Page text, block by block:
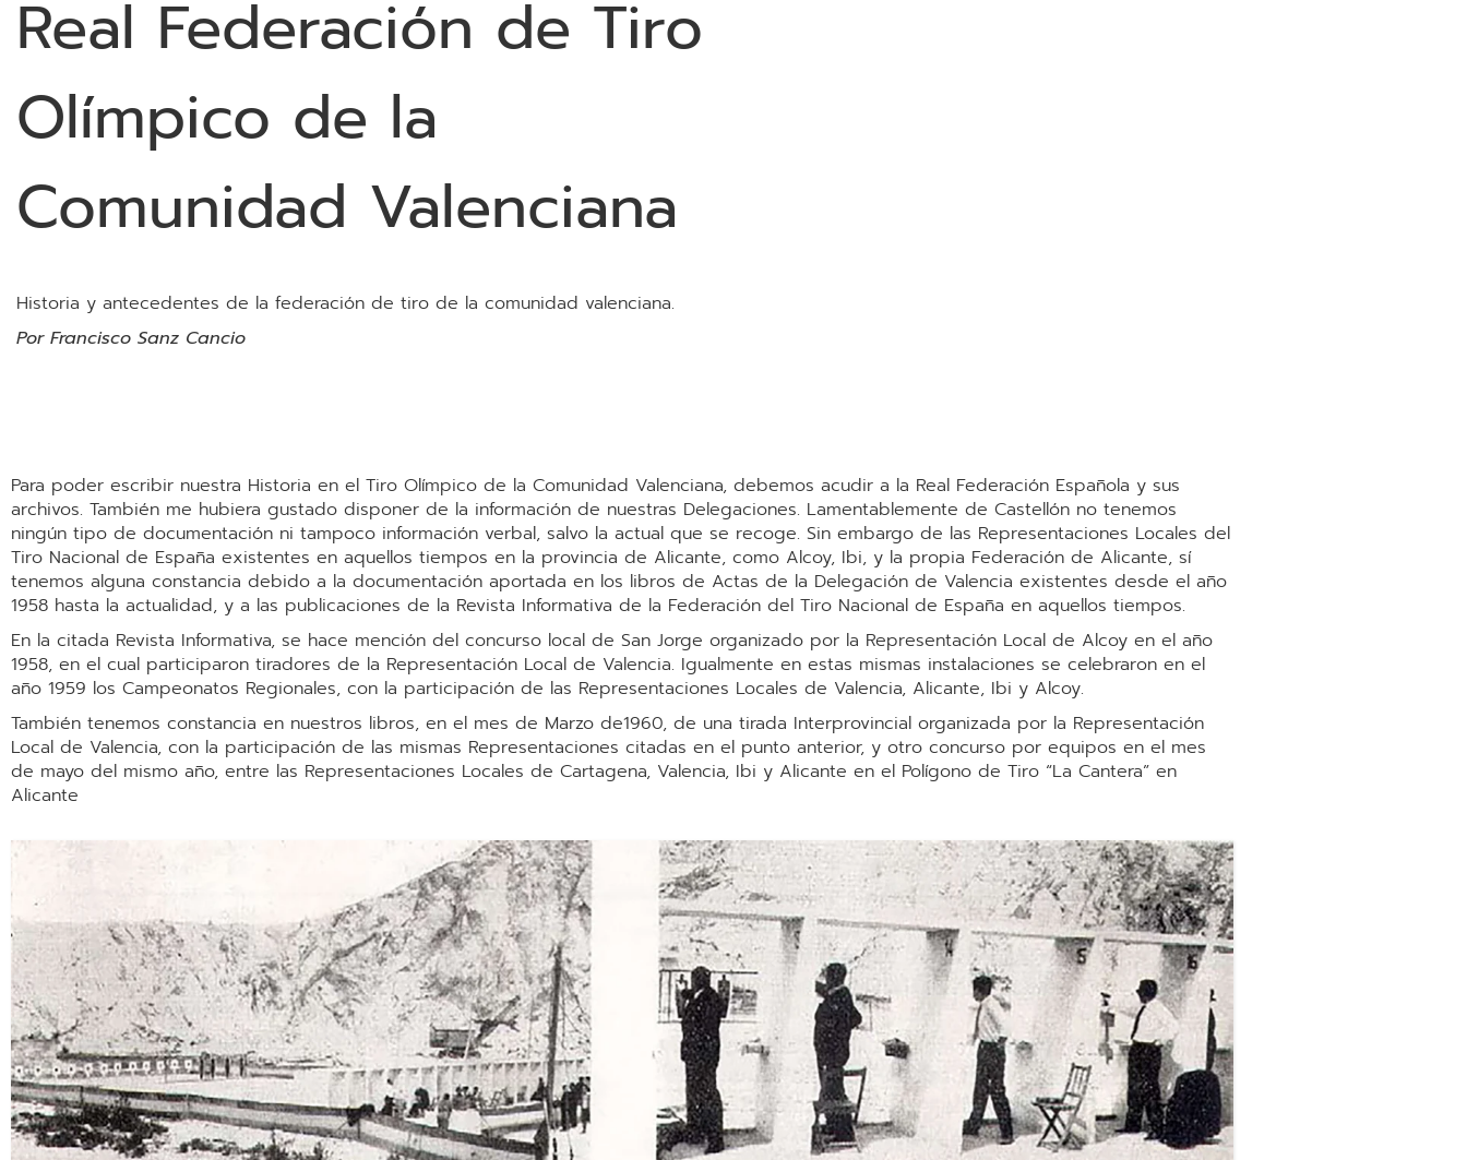
Real Federación de Tiro
Olí­mpico de la
Comunidad Valenciana
Historia y antecedentes de la federación de tiro de la comunidad valenciana.
Por Francisco Sanz Cancio
Para poder escribir nuestra Historia en el Tiro Olímpico de la Comunidad Valenciana, debemos acudir a la Real Federación Española y sus
archivos. También me hubiera gustado disponer de la información de nuestras Delegaciones. Lamentablemente de Castellón no tenemos
ningún tipo de documentación ni tampoco información verbal, salvo la actual que se recoge. Sin embargo de las Representaciones Locales del
Tiro Nacional de España existentes en aquellos tiempos en la provincia de Alicante, como Alcoy, Ibi, y la propia Federación de Alicante, sí
tenemos alguna constancia debido a la documentación aportada en los libros de Actas de la Delegación de Valencia existentes desde el año
1958 hasta la actualidad, y a las publicaciones de la Revista Informativa de la Federación del Tiro Nacional de España en aquellos tiempos.
En la citada Revista Informativa, se hace mención del concurso local de San Jorge organizado por la Representación Local de Alcoy en el año
1958, en el cual participaron tiradores de la Representación Local de Valencia. Igualmente en estas mismas instalaciones se celebraron en el
año 1959 los Campeonatos Regionales, con la participación de las Representaciones Locales de Valencia, Alicante, Ibi y Alcoy.
También tenemos constancia en nuestros libros, en el mes de Marzo de1960, de una tirada Interprovincial organizada por la Representación
Local de Valencia, con la participación de las mismas Representaciones citadas en el punto anterior, y otro concurso por equipos en el mes
de mayo del mismo año, entre las Representaciones Locales de Cartagena, Valencia, Ibi y Alicante en el Polígono de Tiro “La Cantera” en
Alicante